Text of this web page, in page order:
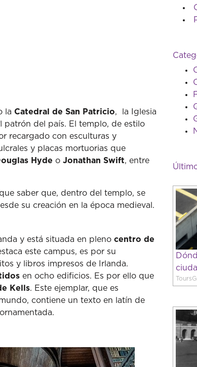
la Catedral de San Patricio, la Iglesia
patrón del país. El templo, de estilo
recargado con esculturas y
y placas mortuorias que
Hyde o Jonathan Swift, entre
saber que, dentro del templo, se
su creación en la época medieval.
y está situada en pleno centro de
este campus, es por su
y libros impresos de Irlanda.
en ocho edificios. Es por ello que
Kells. Este ejemplar, que es
contiene un texto en latín de